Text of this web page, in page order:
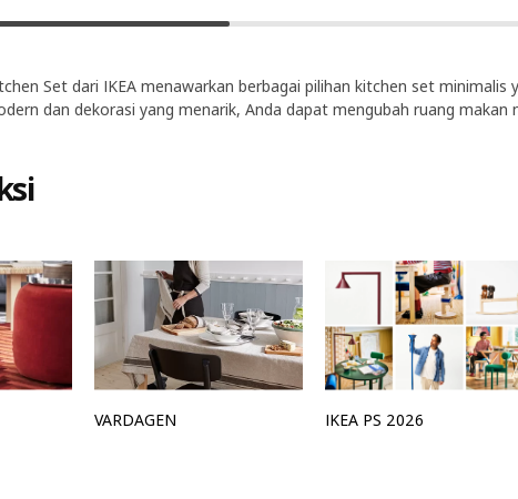
Set dari IKEA menawarkan berbagai pilihan kitchen set
dan dekorasi yang menarik, Anda dapat mengubah ruang
VARDAGEN IKEA PS 2026